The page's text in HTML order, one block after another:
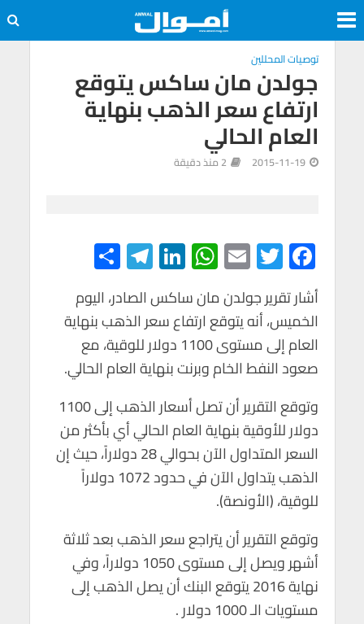
توصيات المحللين
جولدن مان ساكس يتوقع
ارتفاع سعر الذهب بنهاية
العام الحالي
2015-11-19 2 منذ دقيقة
F
ac
e
b
o
o
k
T
wi
tt
er
E
m
ail
W
h
at
s
A
p
p
Li
n
ke
dI
n
Te
le
gr
a
m
h
ar
e
أشار تقرير جولدن مان ساكس الصادر، اليوم
الخميس، أنه يتوقع ارتفاع سعر الذهب بنهاية
العام إلى مستوى 1100 دولار للوقية، مع
صعود النفط الخام وبرنت بنهاية العام الحالي.
وتوقع التقرير أن تصل أسعار الذهب إلى 1100
دولار للأوقية بنهاية العام الحالي أي بأكثر من
السعر المتداول الآن بحوالي 28 دولاراً، حيث إن
الذهب يتداول الآن في حدود 1072 دولاراً
للوقية، (الأونصة).
وتوقع التقرير أن يتراجع سعر الذهب بعد ثلاثة
أشهر ويصل إلى مستوى 1050 دولاراً، وفي
نهاية 2016 يتوقع البنك أن يصل الذهب إلى
مستويات الـ 1000 دولار .